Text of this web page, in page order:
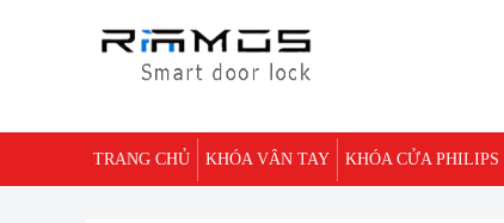
TRANG CHỦ KHÓA VÂN TAY KHÓA CỬA PHILIPS